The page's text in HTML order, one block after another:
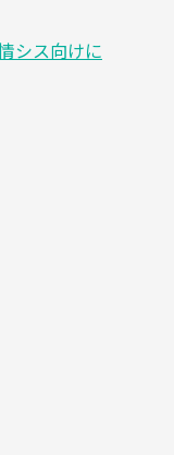
シス向けに